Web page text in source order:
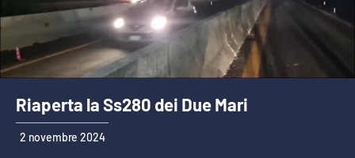
Riaperta la Ss280 dei Due Mari
2 novembre 2024